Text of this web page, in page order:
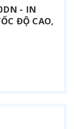
- IN
ĐỘ CAO,